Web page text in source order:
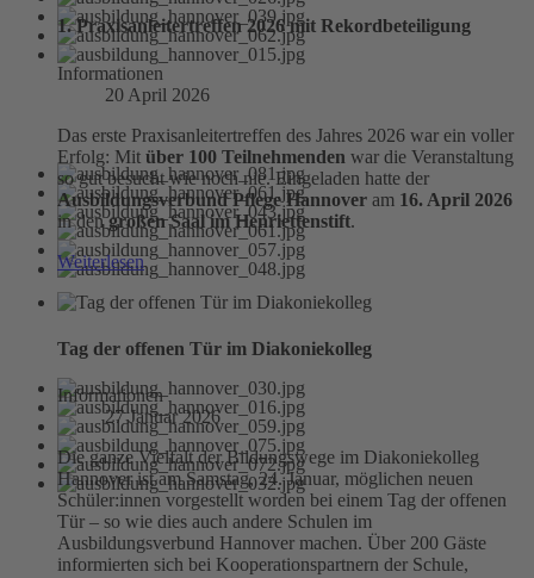
1. Praxisanleitertreffen 2026 mit Rekordbeteiligung
Informationen
20 April 2026
Das erste Praxisanleitertreffen des Jahres 2026 war ein voller
Erfolg: Mit über 100 Teilnehmenden war die Veranstaltung
so gut besucht wie noch nie. Eingeladen hatte der
Ausbildungsverbund Pflege Hannover am 16. April 2026
in dengroßen Saal im Henriettenstift.
Weiterlesen
Tag der offenen Tür im Diakoniekolleg
Informationen
27 Januar 2026
Die ganze Vielfalt der Bildungswege im Diakoniekolleg
Hannover ist am Samstag, 24. Januar, möglichen neuen
Schüler:innen vorgestellt worden bei einem Tag der offenen
Tür – so wie dies auch andere Schulen im
Ausbildungsverbund Hannover machen. Über 200 Gäste
informierten sich bei Kooperationspartnern der Schule,